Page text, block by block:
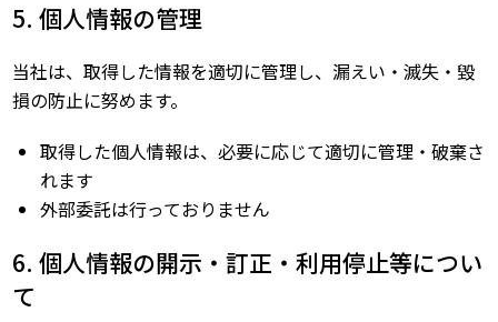
5. 個人情報の管理
当社は、取得した情報を適切に管理し、漏えい・滅失・毀
損の防止に努めます。
取得した個人情報は、必要に応じて適切に管理・破棄さ
れます
外部委託は行っておりません
6. 個人情報の開示・訂正・利用停止等につい
て